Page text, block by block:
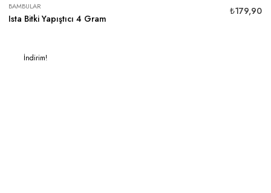
Ista Bitki Yapıştıcı 4 Gram
BAMBULAR ₺179,90
İndirim!